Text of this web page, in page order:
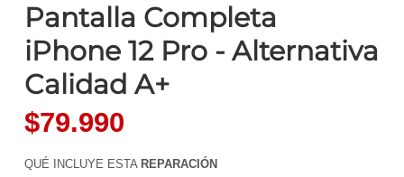
Pantalla Completa
iPhone 12 Pro - Alternativa
Calidad A+
$79.990
QUÉ INCLUYE ESTA REPARACIÓN